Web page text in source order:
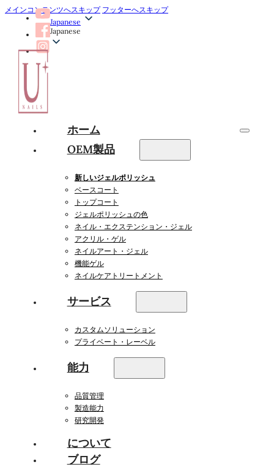
メインコンテンツへスキップ フッターへスキップ
Japanese
Japanese
ホーム
OEM製品
新しいジェルポリッシュ
ベースコート
トップコート
ジェルポリッシュの色
ネイル・エクステンション・ジェル
アクリル・ゲル
ネイルアート・ジェル
機能ゲル
ネイルケアトリートメント
サービス
カスタムソリューション
プライベート・レーベル
能力
品質管理
製造能力
研究開発
について
ブログ